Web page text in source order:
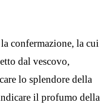
confermazione, la cui
dal vescovo,
lo splendore della
il profumo della